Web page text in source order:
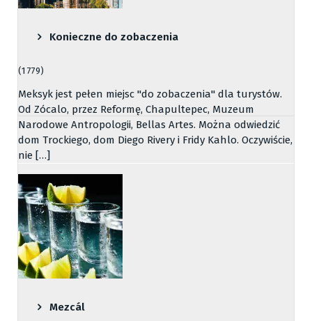
Konieczne do zobaczenia
(1 779)
Meksyk jest pełen miejsc "do zobaczenia" dla turystów.
Od Zócalo, przez Reformę, Chapultepec, Muzeum
Narodowe Antropologii, Bellas Artes. Można odwiedzić
dom Trockiego, dom Diego Rivery i Fridy Kahlo. Oczywiście,
nie […]
Mezcál